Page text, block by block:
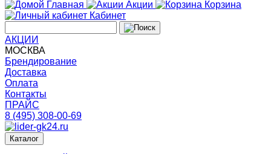
Главная
Акции
Корзина
Кабинет
АКЦИИ
МОСКВА
Брендирование
Доставка
Оплата
Контакты
ПРАЙС
8 (495) 308-00-69
Каталог